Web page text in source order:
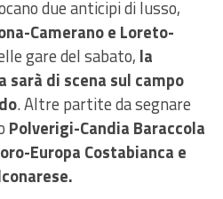
due anticipi di lusso,
Camerano e Loreto-
gare del sabato, la
sarà di scena sul campo
. Altre partite da segnare
Polverigi-Candia Baraccola
Europa Costabianca e